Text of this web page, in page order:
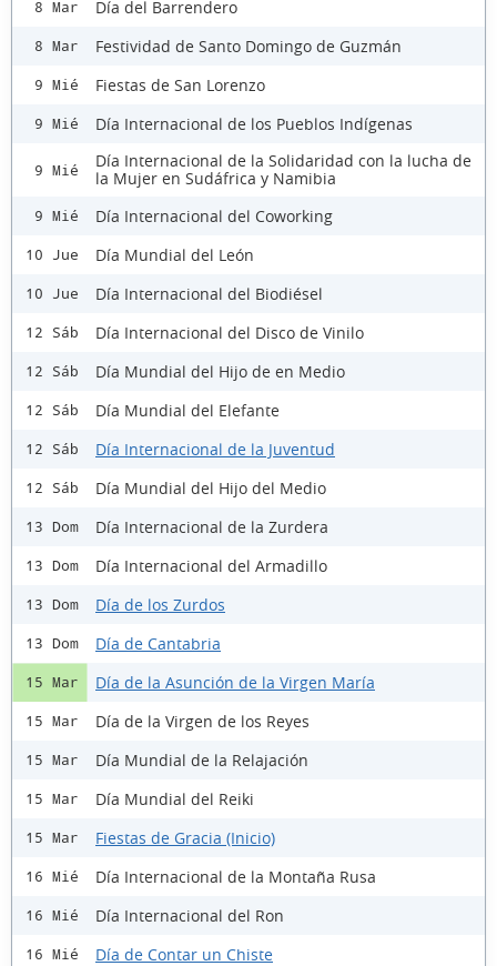
8 Mar Día del Barrendero
8 Mar Festividad de Santo Domingo de Guzmán
9 Mié Fiestas de San Lorenzo
9 Mié Día Internacional de los Pueblos Indígenas
9 Mié
Día Internacional de la Solidaridad con la lucha de
la Mujer en Sudáfrica y Namibia
9 Mié Día Internacional del Coworking
10 Jue Día Mundial del León
10 Jue Día Internacional del Biodiésel
12 Sáb Día Internacional del Disco de Vinilo
12 Sáb Día Mundial del Hijo de en Medio
12 Sáb Día Mundial del Elefante
12 Sáb Día Internacional de la Juventud
12 Sáb Día Mundial del Hijo del Medio
13 Dom Día Internacional de la Zurdera
13 Dom Día Internacional del Armadillo
13 Dom Día de los Zurdos
13 Dom Día de Cantabria
15 Mar Día de la Asunción de la Virgen María
15 Mar Día de la Virgen de los Reyes
15 Mar Día Mundial de la Relajación
15 Mar Día Mundial del Reiki
15 Mar Fiestas de Gracia (Inicio)
16 Mié Día Internacional de la Montaña Rusa
16 Mié Día Internacional del Ron
16 Mié Día de Contar un Chiste